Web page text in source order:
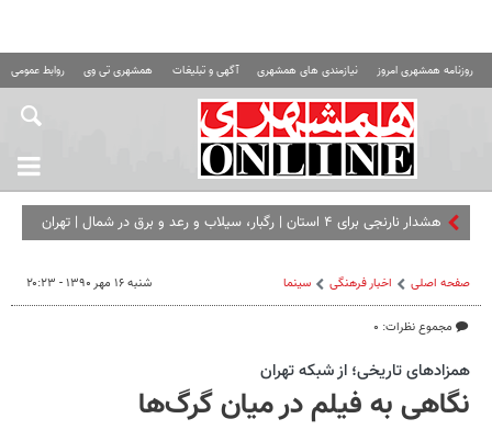
روزنامه همشهری امروز نیازمندی های همشهری آگهی و تبلیغات همشهری تی وی روابط عمومی
هشدار نارنجی برای ۴ استان | رگبار، سیلاب و رعد و برق در شمال | تهران
صفحه اصلی اخبار فرهنگی سینما
مجموع نظرات: ۰
شنبه ۱۶ مهر ۱۳۹۰ - ۲۰:۲۳
همزادهای تاریخی؛ از شبکه تهران
نگاهی به فیلم در میان گرگ‌ها